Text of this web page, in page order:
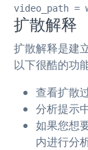
video_path =
扩散解释
扩散解释是建
以下很酷的功
查看扩散
分析提示
如果您想
内进行分